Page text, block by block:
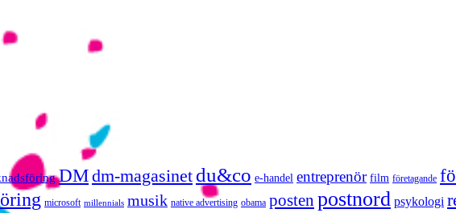
DMdm-magasinet du&co e-handel entreprenör film företagande
microsoft millennials musik native advertising obama posten postnord psykologi